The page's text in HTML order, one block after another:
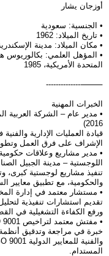
أوزجان يشار
• الجنسية: سعودية
• تاريخ الميلاد: 1962
• مكان الميلاد: مدينة
• المؤهل العلمي: بكالوريوس
المتحدة الأمريكية، 1985
⸻--------------
الخبرات المهنية
2016)
قيادة العمليات الإدارية
الإشراف على فرق العمل
• مدير مشاريع وعلاقات
اللوجستية – مدينة الجبيل الصناعية (2002
تنفيذ مشاريع لوجستية كبرى،
والحكومية، مع تطبيق معايير
• مستشار معتمد في إدارة
تقديم استشارات تنفيذية
ورفع الكفاءة التشغيلية في
• مفتش معتمد لتراخيص ISO 9001
خبرة في مراجعة وتدقيق أنظمة
المستدام.